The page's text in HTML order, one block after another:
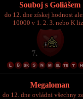
Souboj s Goliášem
do 12. dne získej hodnost
10000 v 1. 2. 3. nebo K
Megaloman
do 12. dne ovládni všechny